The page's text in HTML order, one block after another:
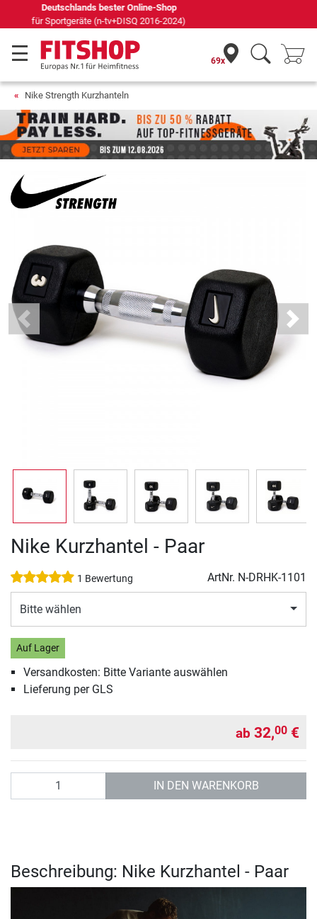
Seit 42 Jahren Ihr Experte für Heimfitness
69x
Nike Strength Kurzhanteln
Previous Next
Nike Kurzhantel - Paar
1 Bewertung ArtNr. N-DRHK-1101
Bitte wählen
Auf Lager
Versandkosten: Bitte Variante auswählen
Lieferung per GLS
ab 32,00 €
IN DEN WARENKORB
Beschreibung: Nike Kurzhantel - Paar